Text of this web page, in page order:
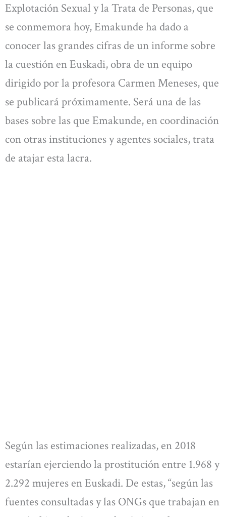
Explotación Sexual y la Trata de Personas, que
se conmemora hoy, Emakunde ha dado a
conocer las grandes cifras de un informe sobre
la cuestión en Euskadi, obra de un equipo
dirigido por la profesora Carmen Meneses, que
se publicará próximamente. Será una de las
bases sobre las que Emakunde, en coordinación
con otras instituciones y agentes sociales, trata
de atajar esta lacra.
Según las estimaciones realizadas, en 2018
estarían ejerciendo la prostitución entre 1.968 y
2.292 mujeres en Euskadi. De estas, “según las
fuentes consultadas y las ONGs que trabajan en